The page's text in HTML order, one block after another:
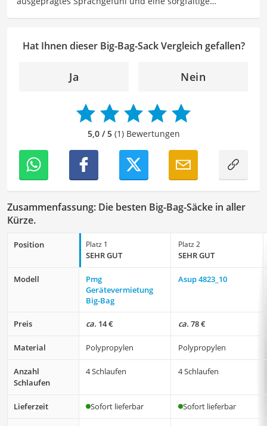
kann ich dazu beitragen, Texte inhaltlich präzise, gut
Mein Ziel ist es, unsere Inhalte auf ihre inhaltliche
Kohärenz, logische Schlüssigkeit und stilistische Qualität
meinem Hintergrund im Bereich Sport und meiner Liebe
zur geschriebenen Sprache trage ich dazu bei, dass
fehlerfrei sind.
Hat Ihnen dieser Big-Bag-Sack Vergleich gefallen?
Ja Nein
5,0 / 5(1) Bewertungen
Zusammenfassung: Die besten Big-Bag-Säcke in aller
Kürze.
Position Platz 1
SEHR GUT
Platz 2
SEHR GUT
Modell
Pmg
Gerätevermietung
Big-Bag
Asup ‎4823_10
Preis ca. 14 € ca. 78 €
Material Polypropylen Polypropylen
Anzahl
Schlaufen
4 Schlaufen 4 Schlaufen
Lieferzeit Sofort lieferbar Sofort lieferbar